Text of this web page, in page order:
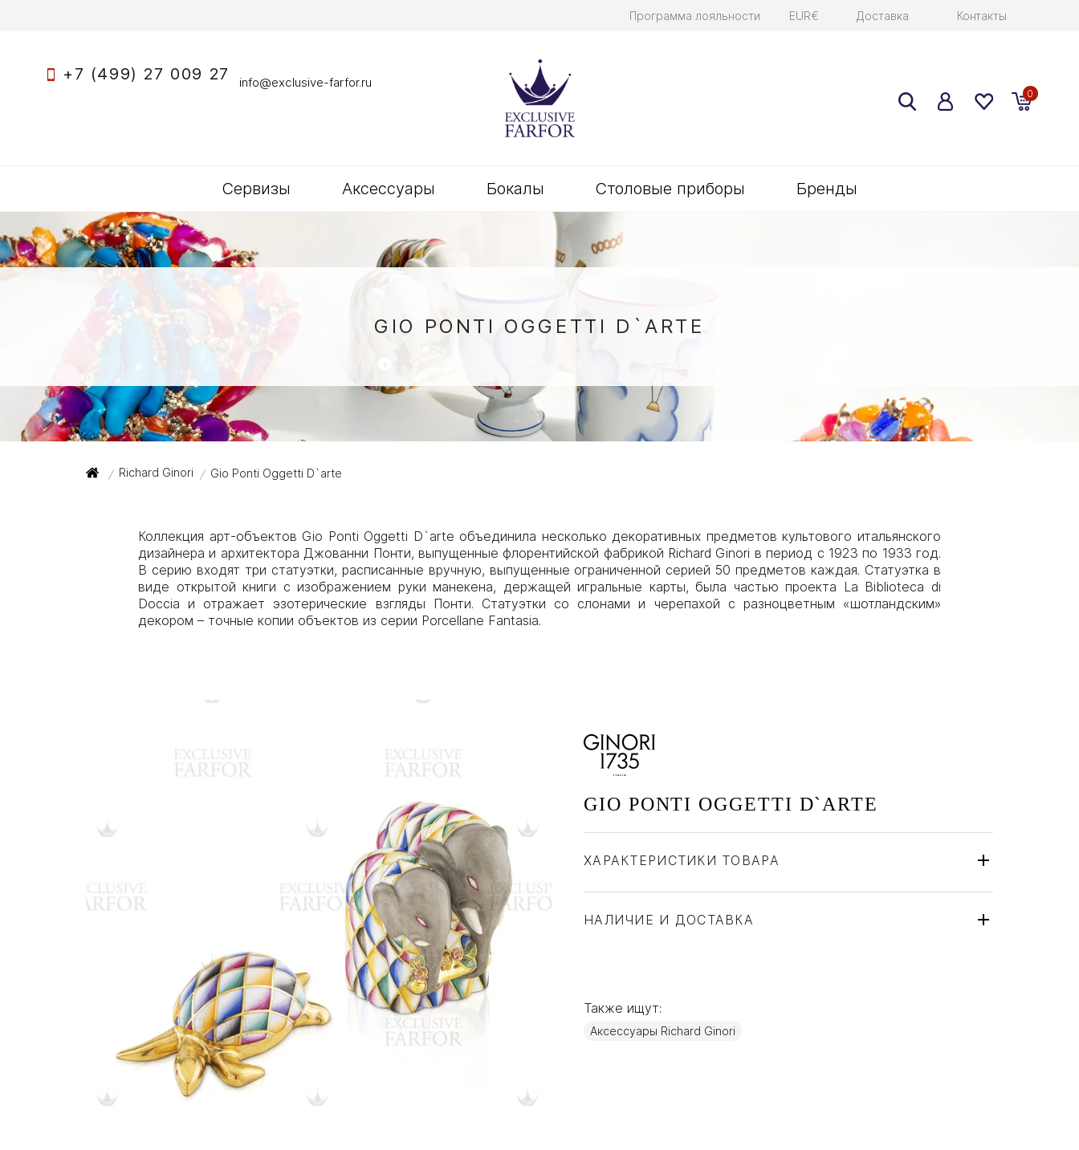
Программа лояльности EUR€ Доставка Контакты
+7 (499) 27 009 27 info@exclusive-farfor.ru
0
Сервизы Аксессуары Бокалы Столовые приборы Бренды
+
GIO PONTI OGGETTI D`ARTE
/ Richard Ginori / Gio Ponti Oggetti D`arte
Коллекция арт-объектов Gio Ponti Oggetti D`arte объединила несколько декоративных предметов культового итальянского
дизайнера и архитектора Джованни Понти, выпущенные флорентийской фабрикой Richard Ginori в период с 1923 по 1933 год.
В серию входят три статуэтки, расписанные вручную, выпущенные ограниченной серией 50 предметов каждая. Статуэтка в
виде открытой книги с изображением руки манекена, держащей игральные карты, была частью проекта La Biblioteca di
Doccia и отражает эзотерические взгляды Понти. Статуэтки со слонами и черепахой с разноцветным «шотландским»
декором – точные копии объектов из серии Porcellane Fantasia.
GIO PONTI OGGETTI D`ARTE
ХАРАКТЕРИСТИКИ ТОВАРА
Материал
Фарфор
НАЛИЧИЕ И ДОСТАВКА
Также ищут:
Аксессуары Richard Ginori